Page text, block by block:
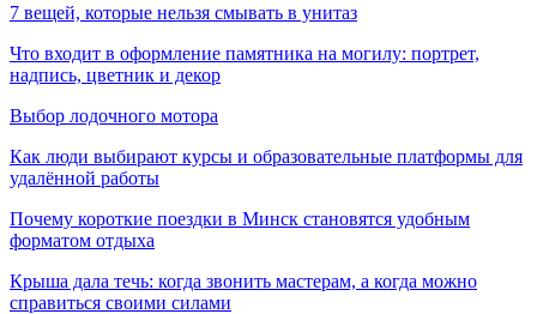
7 вещей, которые нельзя смывать в унитаз
Что входит в оформление памятника на могилу: портрет,
надпись, цветник и декор
Выбор лодочного мотора
Как люди выбирают курсы и образовательные платформы для
удалённой работы
Почему короткие поездки в Минск становятся удобным
форматом отдыха
Крыша дала течь: когда звонить мастерам, а когда можно
справиться своими силами